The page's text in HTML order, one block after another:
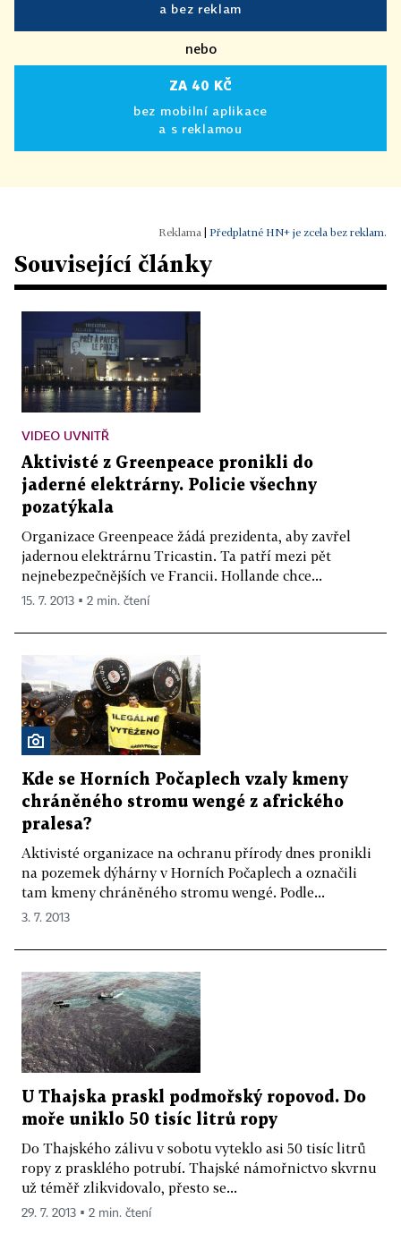
a bez reklam
nebo
ZA 40 KČ
bez mobilní aplikace
a s reklamou
Předplatné HN+ je zcela bez reklam.
Související články
VIDEO UVNITŘ
Aktivisté z Greenpeace pronikli do
jaderné elektrárny. Policie všechny
pozatýkala
Organizace Greenpeace žádá prezidenta, aby zavřel
jadernou elektrárnu Tricastin. Ta patří mezi pět
nejnebezpečnějších ve Francii. Hollande chce...
15. 7. 2013 ▪ 2 min. čtení
Kde se Horních Počaplech vzaly kmeny
chráněného stromu wengé z afrického
pralesa?
Aktivisté organizace na ochranu přírody dnes pronikli
na pozemek dýhárny v Horních Počaplech a označili
tam kmeny chráněného stromu wengé. Podle...
3. 7. 2013
U Thajska praskl podmořský ropovod. Do
moře uniklo 50 tisíc litrů ropy
Do Thajského zálivu v sobotu vyteklo asi 50 tisíc litrů
ropy z prasklého potrubí. Thajské námořnictvo skvrnu
už téměř zlikvidovalo, přesto se...
29. 7. 2013 ▪ 2 min. čtení